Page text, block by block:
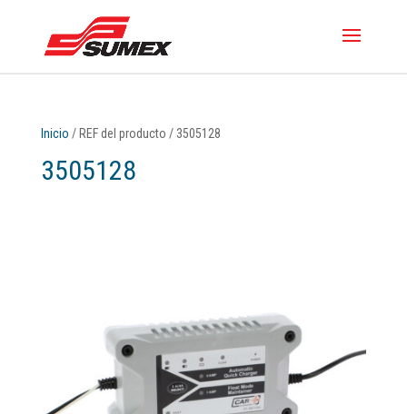
Inicio / REF del producto / 3505128
3505128